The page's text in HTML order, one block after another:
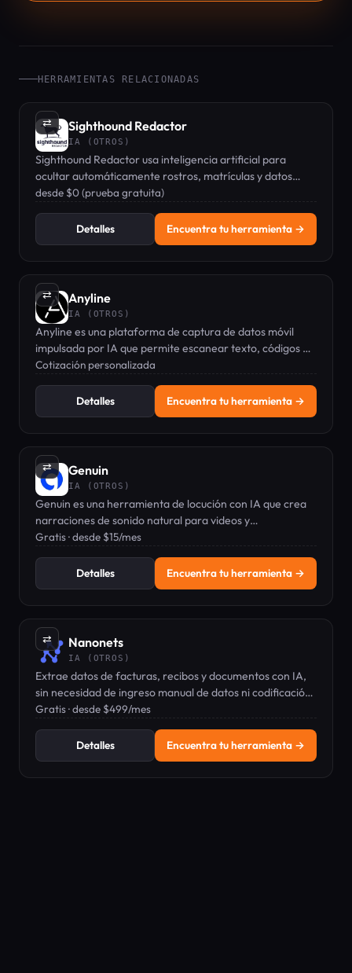
HERRAMIENTAS RELACIONADAS
⇄ Sighthound Redactor
IA (OTROS)
Sighthound Redactor usa inteligencia artificial para
ocultar automáticamente rostros, matrículas y datos
sensibles en videos, imágenes y audio.
desde $0 (prueba gratuita)
Detalles Encuentra tu herramienta →
⇄ Anyline
IA (OTROS)
Anyline es una plataforma de captura de datos móvil
impulsada por IA que permite escanear texto, códigos de
barras y números al instante con la cámara del teléfono.
Cotización personalizada
Detalles Encuentra tu herramienta →
⇄ Genuin
IA (OTROS)
Genuin es una herramienta de locución con IA que crea
narraciones de sonido natural para videos y
presentaciones a partir de texto.
Gratis · desde $15/mes
Detalles Encuentra tu herramienta →
⇄ Nanonets
IA (OTROS)
Extrae datos de facturas, recibos y documentos con IA,
sin necesidad de ingreso manual de datos ni codificación
personalizada.
Gratis · desde $499/mes
Detalles Encuentra tu herramienta →